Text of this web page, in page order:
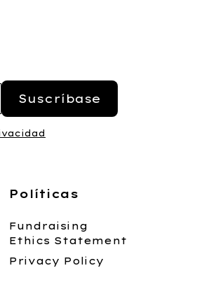
Políticas
Fundraising
Ethics Statement
Privacy Policy